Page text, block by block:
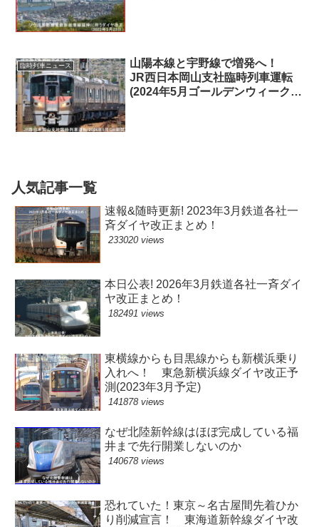
臨時列車ニュース
山陽本線と宇野線で増発へ！
JR西日本岡山支社臨時列車運転
(2024年5月ゴールデンウィーク期
人気記事一覧
速報&随時更新! 2023年3月鉄道各社一
斉ダイヤ改正まとめ！
233020 views
本日公表! 2026年3月鉄道各社一斉ダイ
ヤ改正まとめ！
182491 views
東横線からも目黒線からも新横浜乗り
入れへ！ 東急新横浜線ダイヤ改正予
測(2023年3月予定)
141878 views
なぜ北陸新幹線はほぼ完成している福
井まで先行開業しないのか
140678 views
恐れていた！東京～名古屋間先着ひか
り削減宣言！ 東海道新幹線ダイヤ改